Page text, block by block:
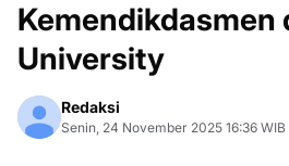
Kemendikdasmen
University
Redaksi
Senin, 24 November 2025 16:36 WIB